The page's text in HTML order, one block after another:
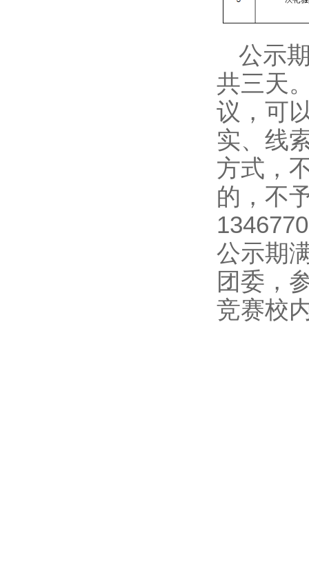
公示
共三天
议，可
实、线
方式，
的，不
公示期
团委，
竞赛校